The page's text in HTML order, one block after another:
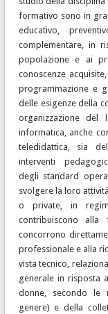
formativo sono in
educativo,
complementare, in
popolazione e ai
conoscenze
programmazione e
delle esigenze della
organizzazione del
informatica, anche
teledidattica, sia
interventi
degli standard
svolgere la loro
o private, in
contribuiscono
concorrono
professionale e alla
vista tecnico,
generale in risposta
donne, secondo le
genere) e della